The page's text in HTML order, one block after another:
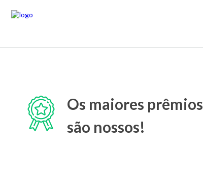
Os maiores prêmios
são nossos!